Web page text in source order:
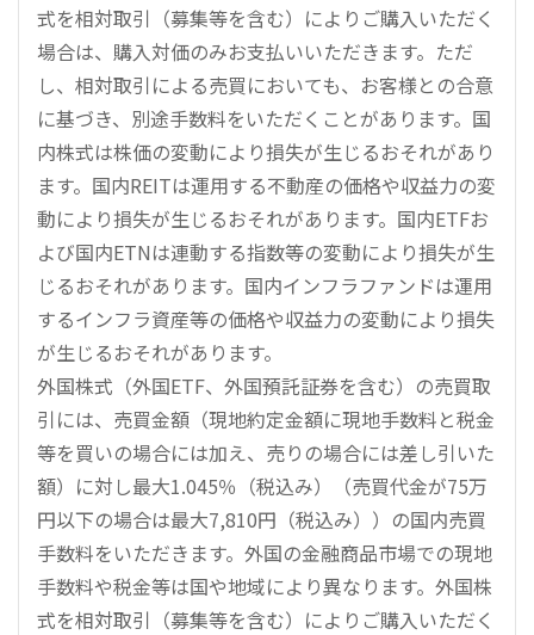
式を相対取引（募集等を含む）によりご購入いただく
場合は、購入対価のみお支払いいただきます。ただ
し、相対取引による売買においても、お客様との合意
に基づき、別途手数料をいただくことがあります。国
内株式は株価の変動により損失が生じるおそれがあり
ます。国内REITは運用する不動産の価格や収益力の変
動により損失が生じるおそれがあります。国内ETFお
よび国内ETNは連動する指数等の変動により損失が生
じるおそれがあります。国内インフラファンドは運用
するインフラ資産等の価格や収益力の変動により損失
が生じるおそれがあります。
外国株式（外国ETF、外国預託証券を含む）の売買取
引には、売買金額（現地約定金額に現地手数料と税金
等を買いの場合には加え、売りの場合には差し引いた
額）に対し最大1.045％（税込み）（売買代金が75万
円以下の場合は最大7,810円（税込み））の国内売買
手数料をいただきます。外国の金融商品市場での現地
手数料や税金等は国や地域により異なります。外国株
式を相対取引（募集等を含む）によりご購入いただく